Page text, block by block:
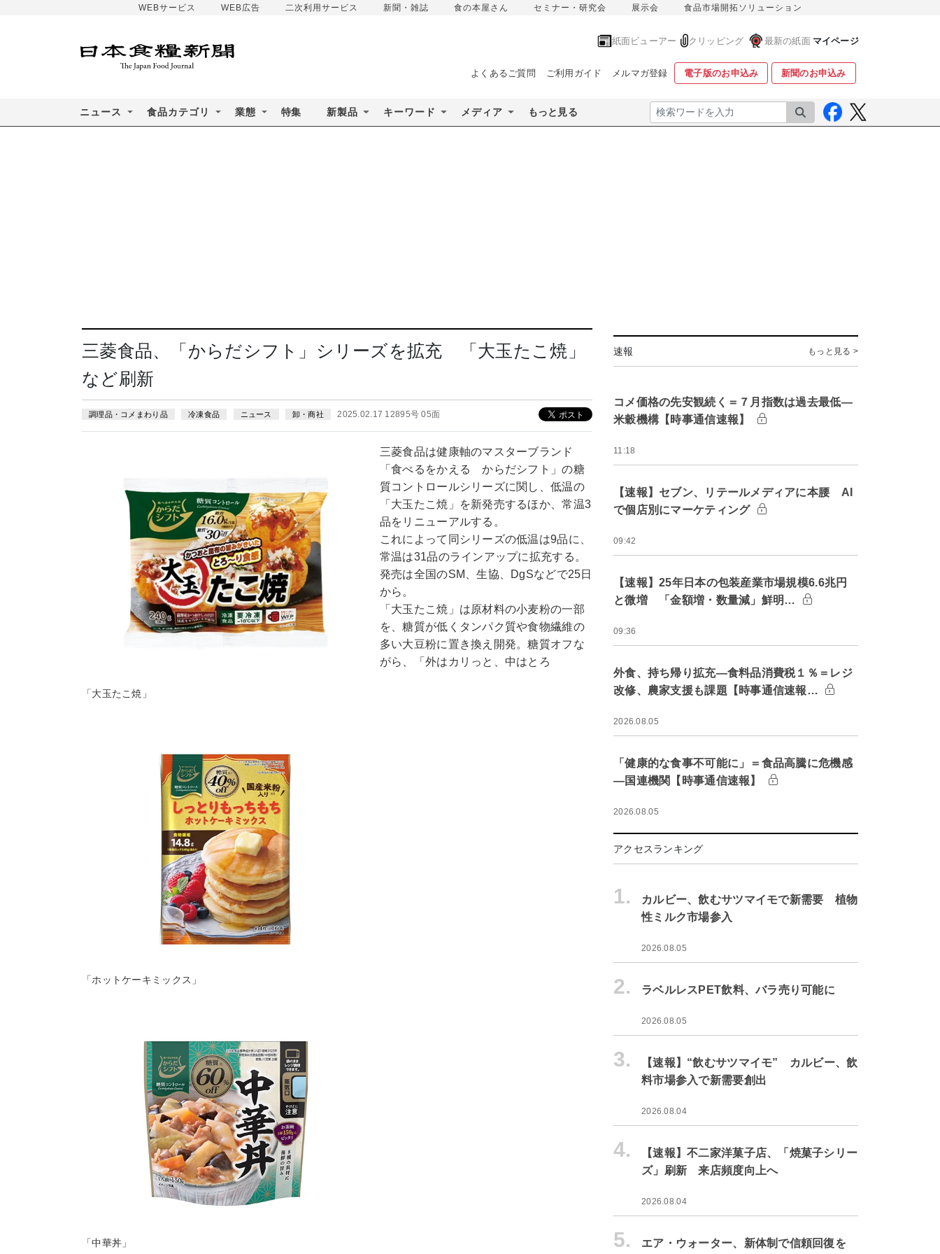
WEBサービス WEB広告 二次利用サービス 新聞・雑誌 食の本屋さん セミナー・研究会 展示会 食品市場開拓ソリューション
紙面ビューアー クリッピング 最新の紙面 マイページ
よくあるご質問 ご利用ガイド メルマガ登録 電子版のお申込み 新聞のお申込み
ニュース 食品カテゴリ 業態 特集 新製品 キーワード メディア もっと見る 検索
三菱食品、「からだシフト」シリーズを拡充 「大玉たこ焼」
など刷新
調理品・コメまわり品 冷凍食品 ニュース 卸・商社 2025.02.17 12895号 05面
「大玉たこ焼」
「ホットケーキミックス」
「中華丼」
三菱食品は健康軸のマスターブランド
「食べるをかえる からだシフト」の糖
質コントロールシリーズに関し、低温の
「大玉たこ焼」を新発売するほか、常温3
品をリニューアルする。
これによって同シリーズの低温は9品に、
常温は31品のラインアップに拡充する。
発売は全国のSM、生協、DgSなどで25日
から。
「大玉たこ焼」は原材料の小麦粉の一部
を、糖質が低くタンパク質や食物繊維の
多い大豆粉に置き換え開発。糖質オフな
がら、「外はカリっと、中はとろ
速報 もっと見る >
コメ価格の先安観続く＝７月指数は過去最低―
米穀機構【時事通信速報】
11:18
【速報】セブン、リテールメディアに本腰 AI
で個店別にマーケティング
09:42
【速報】25年日本の包装産業市場規模6.6兆円
と微増 「金額増・数量減」鮮明…
09:36
外食、持ち帰り拡充―食料品消費税１％＝レジ
改修、農家支援も課題【時事通信速報…
2026.08.05
「健康的な食事不可能に」＝食品高騰に危機感
―国連機関【時事通信速報】
2026.08.05
アクセスランキング
1.
カルビー、飲むサツマイモで新需要 植物
性ミルク市場参入
2026.08.05
2. ラベルレスPET飲料、バラ売り可能に
2026.08.05
3.
【速報】“飲むサツマイモ” カルビー、飲
料市場参入で新需要創出
2026.08.04
4.
【速報】不二家洋菓子店、「焼菓子シリー
ズ」刷新 来店頻度向上へ
2026.08.04
5. エア・ウォーター、新体制で信頼回復を